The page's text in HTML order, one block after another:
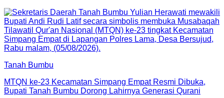
Tanah Bumbu
MTQN ke-23 Kecamatan Simpang Empat Resmi Dibuka,
Bupati Tanah Bumbu Dorong Lahirnya Generasi Qurani